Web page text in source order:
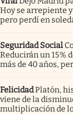
Hoy se arrepiente
pero perdí en
Seguridad Social
Reducirán un 15%
más de 40 años,
FelicidadPlatón,
viene de la
multiplicación de